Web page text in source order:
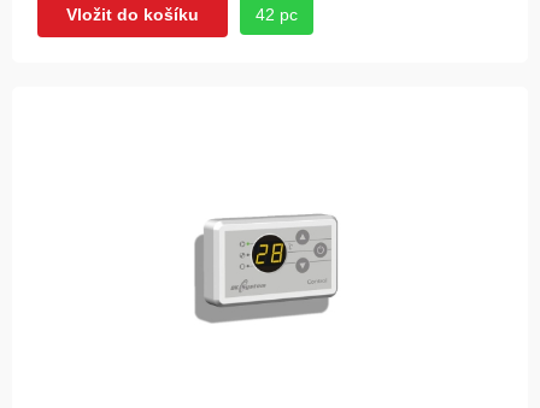
Vložit do košíku 42 pc